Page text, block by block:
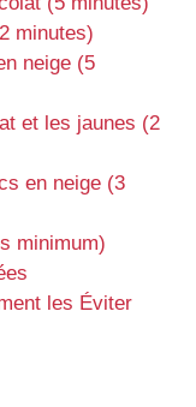
minutes)
neige (5
et les jaunes (2
en neige (3
minimum)
les Éviter